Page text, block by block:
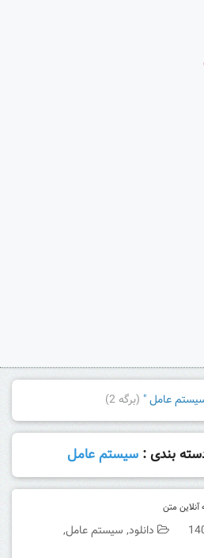
عامل " (برگه 2)
بندی : سیستم عامل
دانلود, سیستم عامل,